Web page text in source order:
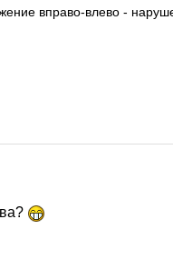
вправо-влево -